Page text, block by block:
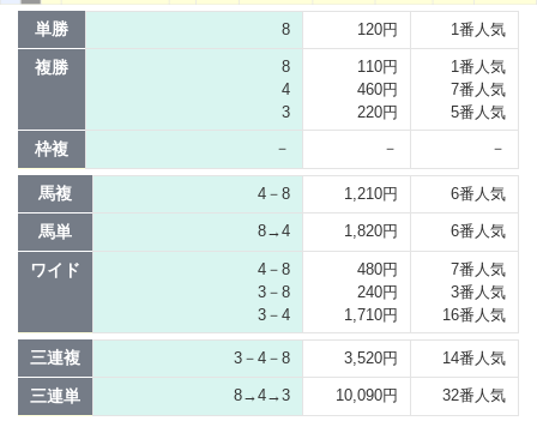
単勝 8 120円 1番人気
複勝
8
4
3
110円
460円
220円
1番人気
7番人気
5番人気
枠複 － － －
馬複 4－8 1,210円 6番人気
馬単 8→4 1,820円 6番人気
ワイド
4－8
3－8
3－4
480円
240円
1,710円
7番人気
3番人気
16番人気
三連複 3－4－8 3,520円 14番人気
三連単 8→4→3 10,090円 32番人気